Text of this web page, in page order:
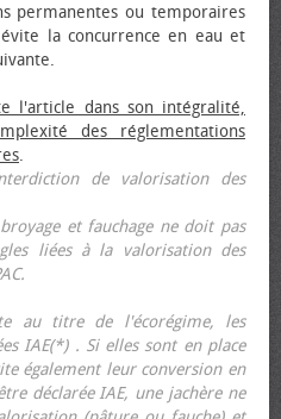
permanentes ou temporaires
la concurrence en eau et
l'article dans son intégralité,
des réglementations
.
de valorisation des
et fauchage ne doit pas
liées à la valorisation des
au titre de l'écorégime, les
IAE(*) . Si elles sont en place
également leur conversion en
déclarée IAE, une jachère ne